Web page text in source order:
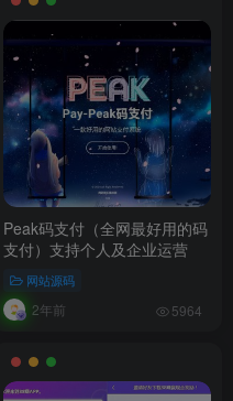
Peak码支付（全网最好用的码
支付）支持个人及企业运营
网站源码
2年前 5964